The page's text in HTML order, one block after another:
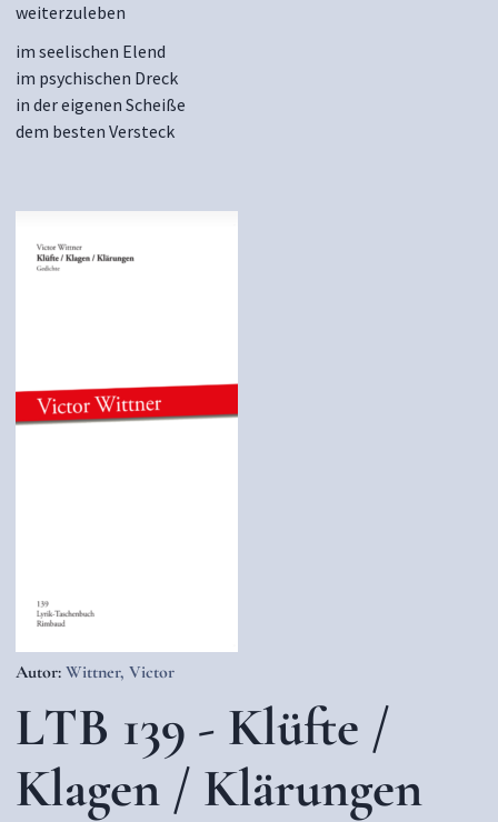
weiterzuleben
im seelischen Elend
im psychischen Dreck
in der eigenen Scheiße
dem besten Versteck
Autor: Wittner, Victor
LTB 139 - Klüfte /
Klagen / Klärungen